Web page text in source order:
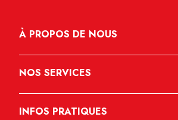
À PROPOS DE NOUS
NOS SERVICES
INFOS PRATIQUES